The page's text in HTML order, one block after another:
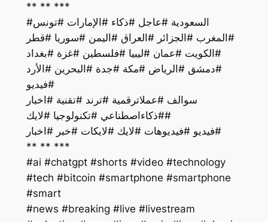
** ** ***
#السعودية #عاجل #ذكاء #الإمارات #تونس
#المغرب #الجزائر #العراق #اليمن #سوريا #قطر
#الكويت #عمان #ليبيا #فلسطين #غزة #بغداد
#دمشق #الرياض #مكة #جدة #البحرين #الأرد
#فيديو
سوالف #عملاترقمية #ترند #تقنية #اخبار
#ذكاءاصطناعي #تكنولوجيا #لايك#
فيديو #فيديوهات #لايك #لايكات #خبر #اخبار#
** ** ***
#ai #chatgpt #shorts #video #technology
#tech #bitcoin #smartphone #smartphone
#smart